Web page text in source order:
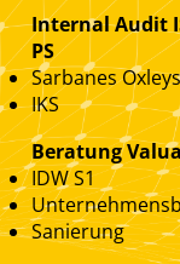
Internal Audit
PS
Sarbanes Oxleys
IKS
Beratung
IDW S1
Sanierung